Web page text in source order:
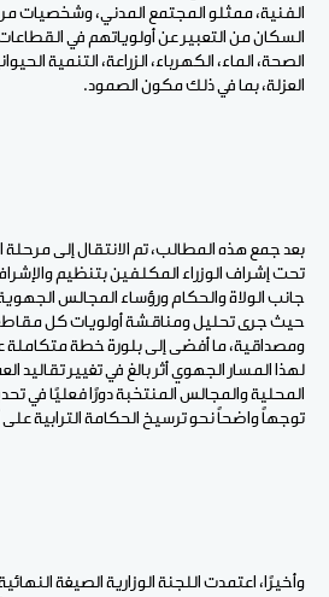
الفنية، ممثلو المجتمع المدني، وشخصيات
السكان من التعبير عن أولوياتهم في
الصحة، الماء، الكهرباء، الزراعة، التنمية
العزلة، بما في ذلك مكون الصمود.
بعد جمع هذه المطالب، تم الانتقال إلى
تحت إشراف الوزراء المكلفين بتنظيم
جانب الولاة والحكام ورؤساء المجالس
حيث جرى تحليل ومناقشة أولويات كل
ومصداقية، ما أفضى إلى بلورة خطة متكاملة
لهذا المسار الجهوي أثر بالغ في تغيير تقاليد
المحلية والمجالس المنتخبة دورًا فعليًا في
توجهاً واضحاً نحو ترسيخ الحكامة الترابية على
وأخيرًا، اعتمدت اللجنة الوزارية الصيغة